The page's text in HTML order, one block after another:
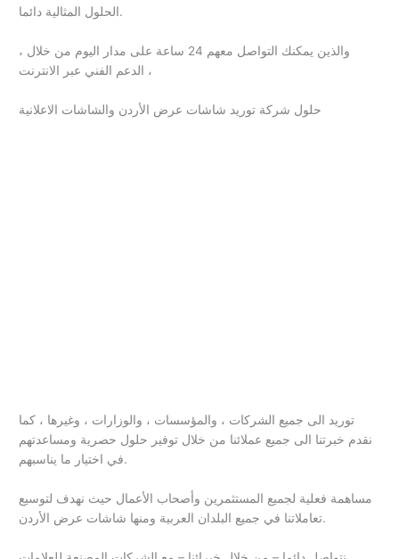
الحلول المثالية دائما.
، والذين يمكنك التواصل معهم 24 ساعة على مدار اليوم من خلال
الدعم الفني عبر الانترنت ،
حلول شركة توريد شاشات عرض الأردن والشاشات الاعلانية
توريد الى جميع الشركات ، والمؤسسات ، والوزارات ، وغيرها ، كما
نقدم خبرتنا الى جميع عملائنا من خلال توفير حلول حصرية ومساعدتهم
في اختيار ما يناسبهم.
مساهمة فعلية لجميع المستثمرين وأصحاب الأعمال حيث نهدف لتوسيع
تعاملاتنا في جميع البلدان العربية ومنها شاشات عرض الأردن.